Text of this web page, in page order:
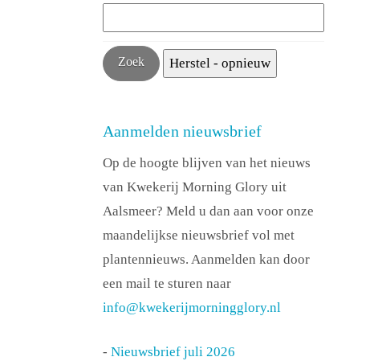
Aanmelden nieuwsbrief
Op de hoogte blijven van het nieuws
van Kwekerij Morning Glory uit
Aalsmeer? Meld u dan aan voor onze
maandelijkse nieuwsbrief vol met
plantennieuws. Aanmelden kan door
een mail te sturen naar
info@kwekerijmorningglory.nl
-Nieuwsbrief juli 2026